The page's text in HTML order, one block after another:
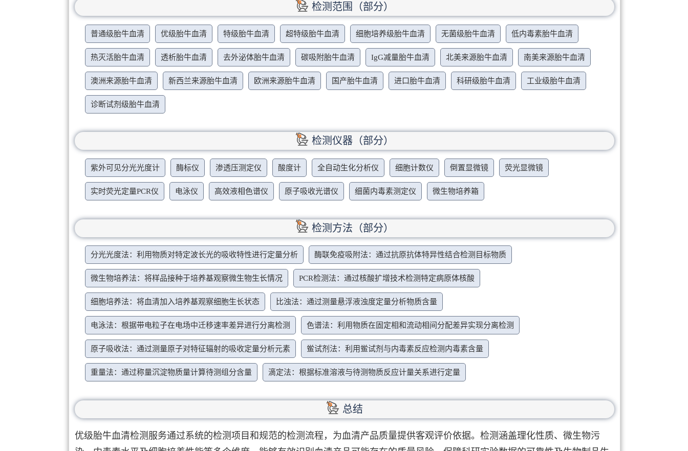
检测范围（部分）
普通级胎牛血清 优级胎牛血清 特级胎牛血清 超特级胎牛血清 细胞培养级胎牛血清 无菌级胎牛血清 低内毒素胎牛血清
热灭活胎牛血清 透析胎牛血清 去外泌体胎牛血清 碳吸附胎牛血清 IgG减量胎牛血清 北美来源胎牛血清 南美来源胎牛血清
澳洲来源胎牛血清 新西兰来源胎牛血清 欧洲来源胎牛血清 国产胎牛血清 进口胎牛血清 科研级胎牛血清 工业级胎牛血清
诊断试剂级胎牛血清
检测仪器（部分）
紫外可见分光光度计 酶标仪 渗透压测定仪 酸度计 全自动生化分析仪 细胞计数仪 倒置显微镜 荧光显微镜
实时荧光定量PCR仪 电泳仪 高效液相色谱仪 原子吸收光谱仪 细菌内毒素测定仪 微生物培养箱
检测方法（部分）
分光光度法：利用物质对特定波长光的吸收特性进行定量分析 酶联免疫吸附法：通过抗原抗体特异性结合检测目标物质
微生物培养法：将样品接种于培养基观察微生物生长情况 PCR检测法：通过核酸扩增技术检测特定病原体核酸
细胞培养法：将血清加入培养基观察细胞生长状态 比浊法：通过测量悬浮液浊度定量分析物质含量
电泳法：根据带电粒子在电场中迁移速率差异进行分离检测 色谱法：利用物质在固定相和流动相间分配差异实现分离检测
原子吸收法：通过测量原子对特征辐射的吸收定量分析元素 鲎试剂法：利用鲎试剂与内毒素反应检测内毒素含量
重量法：通过称量沉淀物质量计算待测组分含量 滴定法：根据标准溶液与待测物质反应计量关系进行定量
总结
优级胎牛血清检测服务通过系统的检测项目和规范的检测流程，为血清产品质量提供客观评价依据。检测涵盖理化性质、微生物污